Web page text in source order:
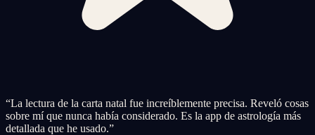
“La lectura de la carta natal fue increíblemente precisa. Reveló cosas
sobre mí que nunca había considerado. Es la app de astrología más
detallada que he usado.”